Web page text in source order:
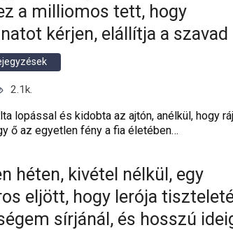
a milliomos tett, hogy
kérjen, elállítja a szavad
2.1k.
lopással és kidobta az ajtón, anélkül, hogy
ő az egyetlen fény a fia életében…
héten, kivétel nélkül, egy
eljött, hogy lerója
sírjánál, és hosszú